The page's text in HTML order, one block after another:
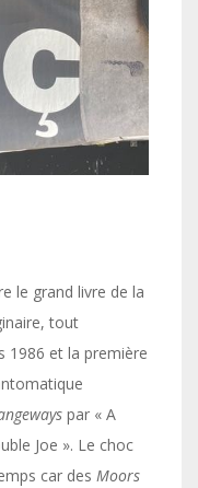
le grand livre de la
tout
1986 et la première
par « A
Joe ». Le choc
car des Moors